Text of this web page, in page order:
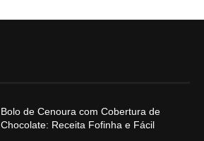
Bolo de Cenoura com Cobertura de
Chocolate: Receita Fofinha e Fácil